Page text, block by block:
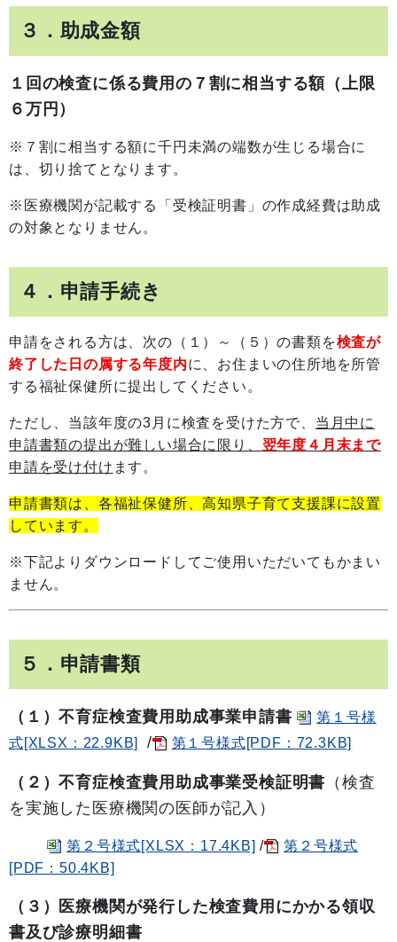
３．助成金額
１回の検査に係る費用の７割に相当する額（上限
６万円）
※７割に相当する額に千円未満の端数が生じる場合に
は、切り捨てとなります。
※医療機関が記載する「受検証明書」の作成経費は助成
の対象となりません。
４．申請手続き
申請をされる方は、次の（１）～（５）の書類を検査が
終了した日の属する年度内に、お住まいの住所地を所管
する福祉保健所に提出してください。
ただし、当該年度の3月に検査を受けた方で、 当月中に
申請書類の提出が難しい場合に限り、 翌年度４月末まで
申請を受け付け ます。
申請書類は、各福祉保健所、高知県子育て支援課に設置
しています。
※下記よりダウンロードしてご使用いただいてもかまい
ません。
５．申請書類
（１）不育症検査費用助成事業申請書
第１号様
式[XLSX：22.9KB]
/ 第１号様式[PDF：72.3KB]
（２）不育症検査費用助成事業受検証明書 （検査
を実施した医療機関の医師が記入）
第２号様式[XLSX：17.4KB] /
第２号様式
[PDF：50.4KB]
（３）医療機関が発行した検査費用にかかる領収
書及び診療明細書